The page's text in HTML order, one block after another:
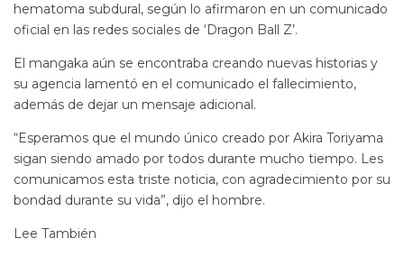
hematoma subdural, según lo afirmaron en un comunicado
oficial en las redes sociales de ‘Dragon Ball Z’.
El mangaka aún se encontraba creando nuevas historias y
su agencia lamentó en el comunicado el fallecimiento,
además de dejar un mensaje adicional.
“Esperamos que el mundo único creado por Akira Toriyama
sigan siendo amado por todos durante mucho tiempo. Les
comunicamos esta triste noticia, con agradecimiento por su
bondad durante su vida”, dijo el hombre.
Lee También